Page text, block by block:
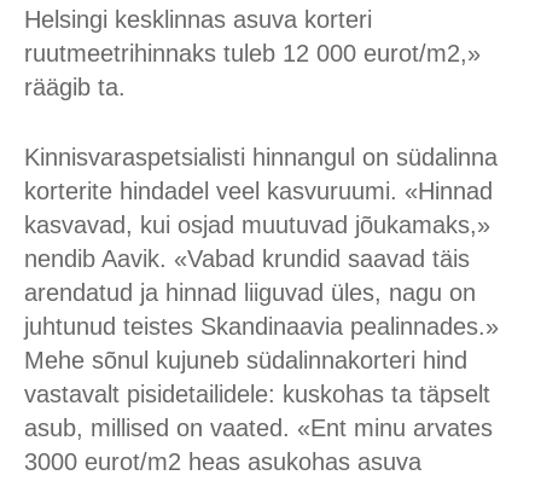
Helsingi kesklinnas asuva korteri
ruutmeetrihinnaks tuleb 12 000 eurot/m2,»
räägib ta.
Kinnisvaraspetsialisti hinnangul on südalinna
korterite hindadel veel kasvuruumi. «Hinnad
kasvavad, kui osjad muutuvad jõukamaks,»
nendib Aavik. «Vabad krundid saavad täis
arendatud ja hinnad liiguvad üles, nagu on
juhtunud teistes Skandinaavia pealinnades.»
Mehe sõnul kujuneb südalinnakorteri hind
vastavalt pisidetailidele: kuskohas ta täpselt
asub, millised on vaated. «Ent minu arvates
3000 eurot/m2 heas asukohas asuva